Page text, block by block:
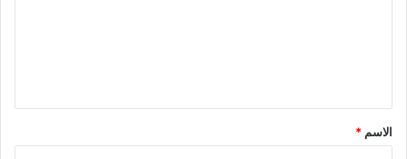
*
الاسم *